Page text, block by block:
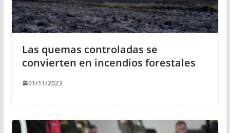
Las quemas controladas se
convierten en incendios forestales
01/11/2023